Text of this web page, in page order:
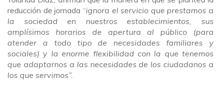
reducción de jornada “ignora el servicio que prestamos a
la sociedad en nuestros establecimientos, sus
amplísimos horarios de apertura al público (para
atender a todo tipo de necesidades familiares y
sociales) y la enorme flexibilidad con la que tenemos
que adaptarnos a las necesidades de los ciudadanos a
los que servimos”.